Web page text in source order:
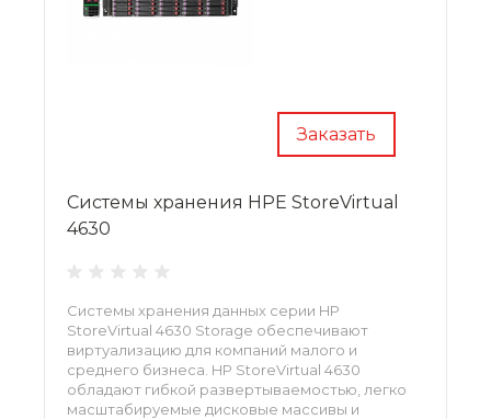
Заказать
Системы хранения HPE StoreVirtual
4630
Системы хранения данных серии HP
StoreVirtual 4630 Storage обеспечивают
виртуализацию для компаний малого и
среднего бизнеса. HP StoreVirtual 4630
обладают гибкой развертываемостью, легко
масштабируемые дисковые массивы и